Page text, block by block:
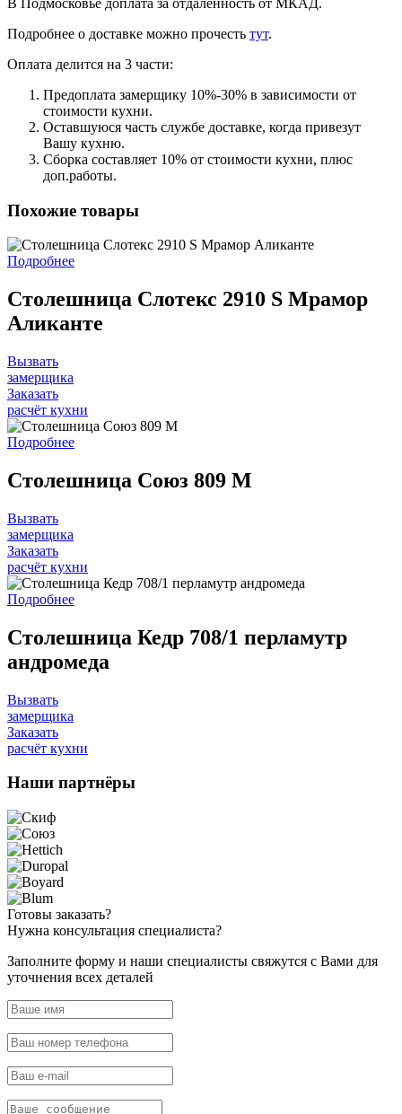
Подробнее о доставке можно прочеcть тут.
Оплата делится на 3 части:
Предоплата замерщику 10%-30% в зависимости от
стоимости кухни.
Оставшуюся часть службе доставке, когда привезут
Вашу кухню.
Сборка составляет 10% от стоимости кухни, плюс
доп.работы.
Похожие товары
Подробнее
Столешница Слотекс 2910 S Мрамор
Аликанте
Вызвать
замерщика
Заказать
расчёт кухни
Подробнее
Столешница Союз 809 M
Вызвать
замерщика
Заказать
расчёт кухни
Подробнее
Столешница Кедр 708/1 перламутр
андромеда
Вызвать
замерщика
Заказать
расчёт кухни
Наши партнёры
Готовы заказать?
Нужна консультация специалиста?
Заполните форму и наши специалисты свяжутся с Вами для
уточнения всех деталей